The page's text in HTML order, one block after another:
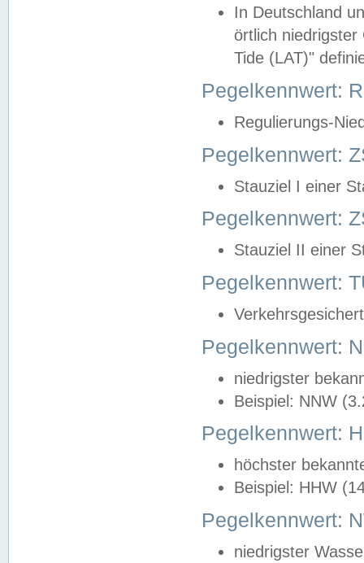
In Deutschland
örtlich
Tide (LAT)"
Pegelkennwert:
Regulierungs-
Pegelkennwert:
Stauziel I einer
Pegelkennwert:
Stauziel II einer
Pegelkennwert:
Pegelkennwert:
niedrigster
Beispiel: NNW
Pegelkennwert:
höchster
Beispiel: HHW
Pegelkennwert:
niedrigster